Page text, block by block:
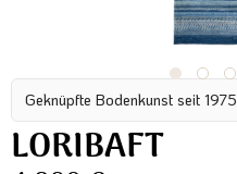
Geknüpfte Bodenkunst seit 1975
LORIBAFT